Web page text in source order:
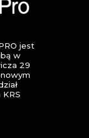
jest
w
29